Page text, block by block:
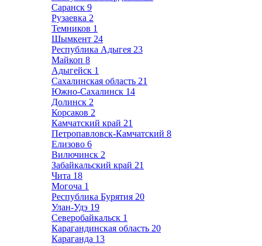
Саранск 9
Рузаевка 2
Темников 1
Шымкент 24
Республика Адыгея 23
Майкоп 8
Адыгейск 1
Сахалинская область 21
Южно-Сахалинск 14
Долинск 2
Корсаков 2
Камчатский край 21
Петропавловск-Камчатский 8
Елизово 6
Вилючинск 2
Забайкальский край 21
Чита 18
Могоча 1
Республика Бурятия 20
Улан-Удэ 19
Северобайкальск 1
Карагандинская область 20
Караганда 13